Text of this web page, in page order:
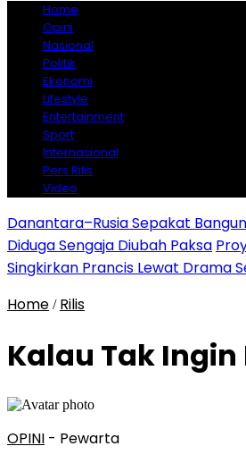
Home
Opini
Nasional
Politik
Ekonomi
Lifestyle
Entertainment
Sport
Internasional
Pers Rilis
Video
Danantara–Rusia Sepakat
Diduga Sengaja Diubah Paksa
Singkirkan Prancis Lewat Drama
Home / Rilis
Kalau Tak
OPINI - Pewarta